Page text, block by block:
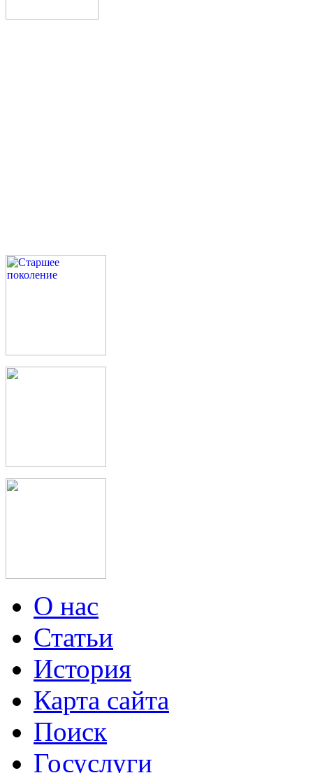
О нас
Статьи
История
Карта сайта
Поиск
Госуслуги